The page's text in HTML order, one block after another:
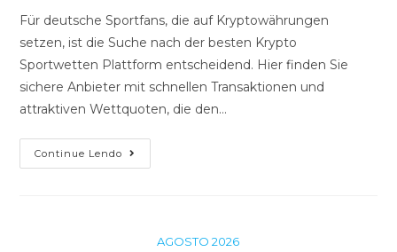
Für deutsche Sportfans, die auf Kryptowährungen
setzen, ist die Suche nach der besten Krypto
Sportwetten Plattform entscheidend. Hier finden Sie
sichere Anbieter mit schnellen Transaktionen und
attraktiven Wettquoten, die den…
Continue Lendo
AGOSTO 2026